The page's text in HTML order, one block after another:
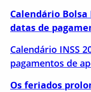
Calendário
datas de
Calendário INSS
pagamentos de
Os feriados